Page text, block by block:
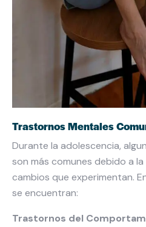
Trastornos Mentales
Durante la adolescencia,
son más comunes debido a
cambios que experimentan.
se encuentran:
Trastornos del